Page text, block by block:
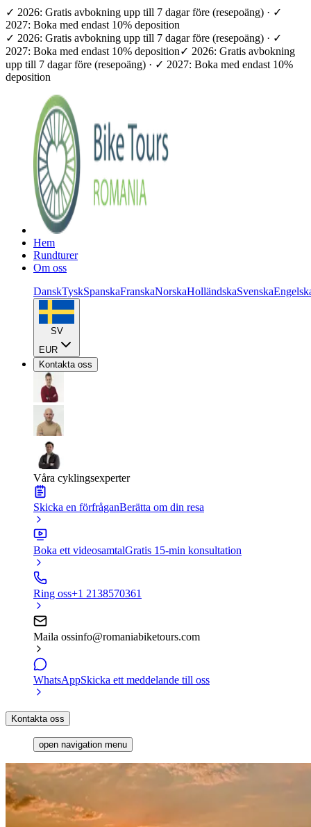
✓ 2026: Gratis avbokning upp till 7 dagar före (resepoäng) · ✓
2027: Boka med endast 10% deposition
✓ 2026: Gratis avbokning upp till 7 dagar före (resepoäng) · ✓
2027: Boka med endast 10% deposition✓ 2026: Gratis avbokning
upp till 7 dagar före (resepoäng) · ✓ 2027: Boka med endast 10%
deposition
Hem
Rundturer
Om oss
DanskTyskSpanskaFranskaNorskaHolländskaSvenska
SV
EUR
Kontakta oss
Våra cyklingsexperter
Skicka en förfråganBerätta om din resa
Boka ett videosamtalGratis 15-min konsultation
Ring oss+1 2138570361
Maila ossinfo@romaniabiketours.com
WhatsAppSkicka ett meddelande till oss
Kontakta oss
open navigation menu